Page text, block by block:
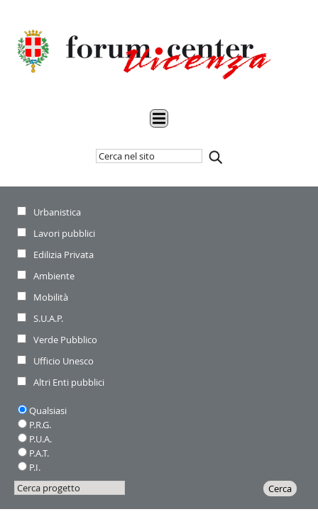
Cerca
nel
Inizia
Settore
di
riferimento:
Urbanistica
Lavori pubblici
Edilizia Privata
Ambiente
Mobilità
S.U.A.P.
Verde Pubblico
Ufficio Unesco
Altri Enti pubblici
Piano:Qualsiasi
P.R.G.
P.U.A.
P.A.T.
P.I.
Cerca
progetto
la
ricerca
Cerca